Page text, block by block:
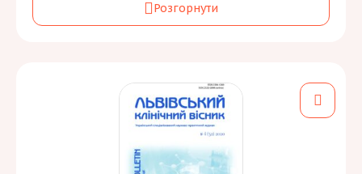
Луцький національний технічний університет
Галузь знань та спеціальність:
Інформаційні технології
Інженерія, виробництво та будівництво
Мови:
Розгорнути